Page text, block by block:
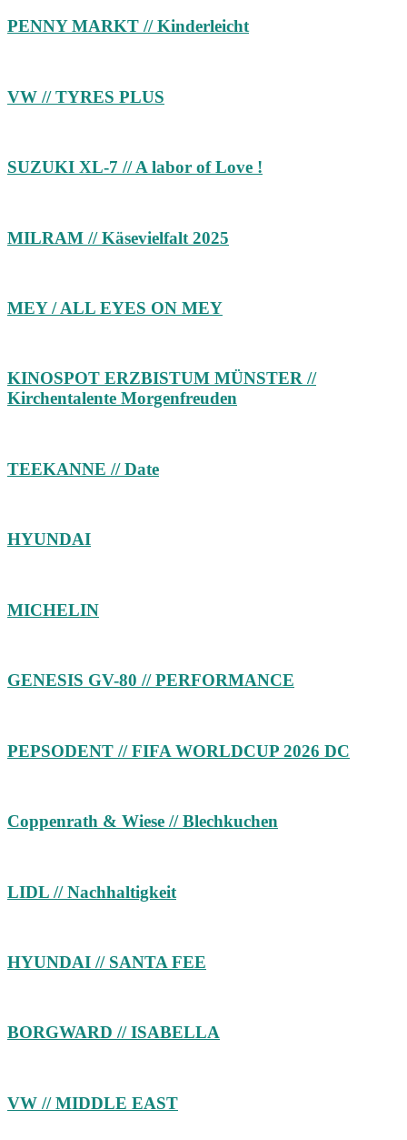
PENNY MARKT // Kinderleicht
VW // TYRES PLUS
SUZUKI XL-7 // A labor of Love !
MILRAM // Käsevielfalt 2025
MEY / ALL EYES ON MEY
KINOSPOT ERZBISTUM MÜNSTER //
Kirchentalente Morgenfreuden
TEEKANNE // Date
HYUNDAI
MICHELIN
GENESIS GV-80 // PERFORMANCE
PEPSODENT // FIFA WORLDCUP 2026 DC
Coppenrath & Wiese // Blechkuchen
LIDL // Nachhaltigkeit
HYUNDAI // SANTA FEE
BORGWARD // ISABELLA
VW // MIDDLE EAST